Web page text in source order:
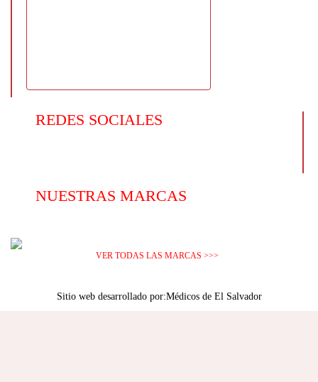
REDES SOCIALES
NUESTRAS MARCAS
VER TODAS LAS MARCAS >>>
Sitio web desarrollado por:Médicos de El Salvador